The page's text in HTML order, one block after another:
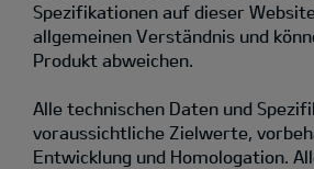
Spezifikationen auf dieser
allgemeinen Verständnis und
Produkt abweichen.
Alle technischen Daten und
voraussichtliche Zielwerte,
Entwicklung und Homologation.